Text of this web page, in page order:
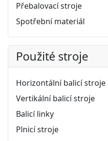
Přebalovací stroje
Spotřební materiál
Použité stroje
Horizontální balicí stroje
Vertikální balicí stroje
Balicí linky
Plnicí stroje